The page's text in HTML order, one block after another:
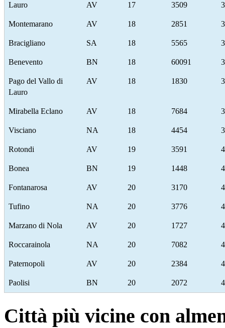
Lauro AV 17 3509
Montemarano AV 18 2851
Bracigliano SA 18 5565
Benevento BN 18 60091
Pago del Vallo di
Lauro
AV 18 1830
Mirabella Eclano AV 18 7684
Visciano NA 18 4454
Rotondi AV 19 3591
Bonea BN 19 1448
Fontanarosa AV 20 3170
Tufino NA 20 3776
Marzano di Nola AV 20 1727
Roccarainola NA 20 7082
Paternopoli AV 20 2384
Paolisi BN 20 2072
Città più vicine con